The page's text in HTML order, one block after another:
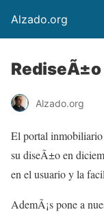
Alzado.org
Alzado.org
El portal inmobiliario
su diseÃ±o en
en el usuario y la
AdemÃ¡s pone a